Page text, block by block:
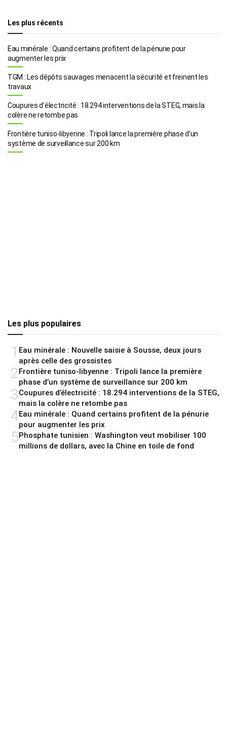
Les plus récents
Eau minérale : Quand certains profitent de la pénurie pour
augmenter les prix
TGM : Les dépôts sauvages menacent la sécurité et freinent les
travaux
Coupures d’électricité : 18.294 interventions de la STEG, mais la
colère ne retombe pas
Frontière tuniso-libyenne : Tripoli lance la première phase d’un
système de surveillance sur 200 km
Les plus populaires
1 Eau minérale : Nouvelle saisie à Sousse, deux jours
après celle des grossistes
2Frontière tuniso-libyenne : Tripoli lance la première
phase d’un système de surveillance sur 200 km
3Coupures d’électricité : 18.294 interventions de la STEG,
mais la colère ne retombe pas
4Eau minérale : Quand certains profitent de la pénurie
pour augmenter les prix
5Phosphate tunisien : Washington veut mobiliser 100
millions de dollars, avec la Chine en toile de fond